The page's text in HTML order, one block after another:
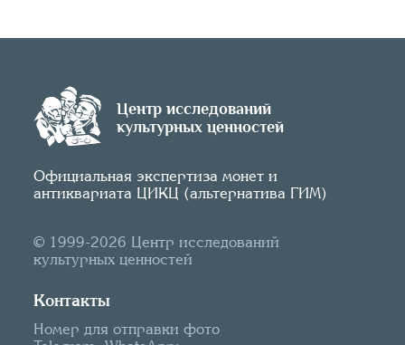
Центр исследований
культурных ценностей
Официальная экспертиза монет и
антиквариата ЦИКЦ (альтернатива ГИМ)
© 1999-2026 Центр исследований
культурных ценностей
Контакты
Номер для отправки фото